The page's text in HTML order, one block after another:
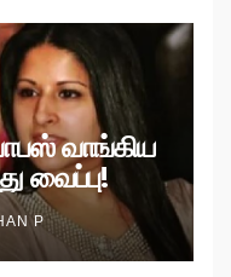
வாங்கிய
வைப்பு!
P